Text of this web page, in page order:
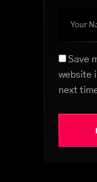
Save
website
next